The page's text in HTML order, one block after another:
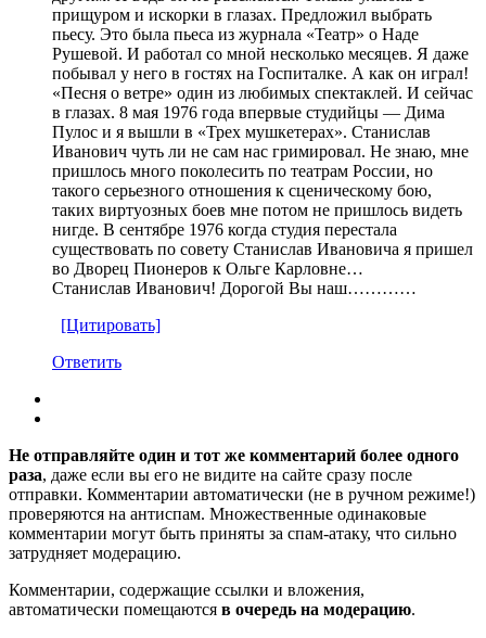
прищуром и искорки в глазах. Предложил выбрать
пьесу. Это была пьеса из журнала «Театр» о Наде
Рушевой. И работал со мной несколько месяцев. Я даже
побывал у него в гостях на Госпиталке. А как он играл!
«Песня о ветре» один из любимых спектаклей. И сейчас
в глазах. 8 мая 1976 года впервые студийцы — Дима
Пулос и я вышли в «Трех мушкетерах». Станислав
Иванович чуть ли не сам нас гримировал. Не знаю, мне
пришлось много поколесить по театрам России, но
такого серьезного отношения к сценическому бою,
таких виртуозных боев мне потом не пришлось видеть
нигде. В сентябре 1976 когда студия перестала
существовать по совету Станислав Ивановича я пришел
во Дворец Пионеров к Ольге Карловне…
Станислав Иванович! Дорогой Вы наш…………
[Цитировать]
Ответить
Не отправляйте один и тот же комментарий более одного
раза, даже если вы его не видите на сайте сразу после
отправки. Комментарии автоматически (не в ручном режиме!)
проверяются на антиспам. Множественные одинаковые
комментарии могут быть приняты за спам-атаку, что сильно
затрудняет модерацию.
Комментарии, содержащие ссылки и вложения,
автоматически помещаются в очередь на модерацию.